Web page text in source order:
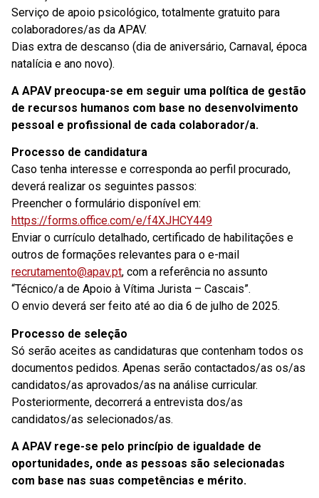
Serviço de apoio psicológico, totalmente gratuito para
colaboradores/as da APAV.
Dias extra de descanso (dia de aniversário, Carnaval, época
natalícia e ano novo).
A APAV preocupa-se em seguir uma política de gestão
de recursos humanos com base no desenvolvimento
pessoal e profissional de cada colaborador/a.
Processo de candidatura
Caso tenha interesse e corresponda ao perfil procurado,
deverá realizar os seguintes passos:
Preencher o formulário disponível em:
https://forms.office.com/e/f4XJHCY449
Enviar o currículo detalhado, certificado de habilitações e
outros de formações relevantes para o e-mail
recrutamento@apav.pt, com a referência no assunto
“Técnico/a de Apoio à Vítima Jurista – Cascais”.
O envio deverá ser feito até ao dia 6 de julho de 2025.
Processo de seleção
Só serão aceites as candidaturas que contenham todos os
documentos pedidos. Apenas serão contactados/as os/as
candidatos/as aprovados/as na análise curricular.
Posteriormente, decorrerá a entrevista dos/as
candidatos/as selecionados/as.
A APAV rege-se pelo princípio de igualdade de
oportunidades, onde as pessoas são selecionadas
com base nas suas competências e mérito.